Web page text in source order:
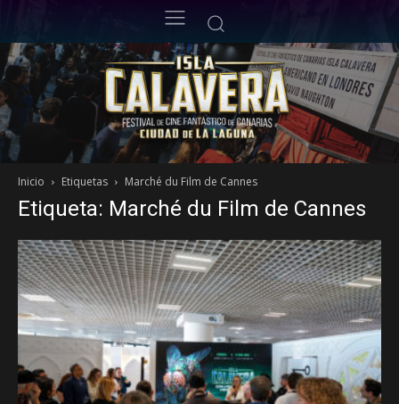
Inicio Etiquetas Marché du Film de Cannes
Etiqueta: Marché du Film de Cannes